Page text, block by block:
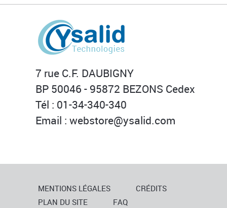
7 rue C.F. DAUBIGNY
BP 50046 - 95872 BEZONS Cedex
Tél : 01-34-340-340
Email : webstore@ysalid.com
MENTIONS LÉGALES
CRÉDITS
PLAN DU SITE
FAQ